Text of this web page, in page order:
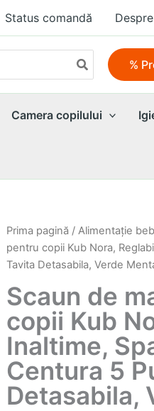
Status comandă
%
Camera copilului
Prima pagină / Alimentaţie
pentru copii Kub Nora,
Tavita Detasabila, Verde
Scaun de
copii Kub
Inaltime,
Centura 5
Detasabila,